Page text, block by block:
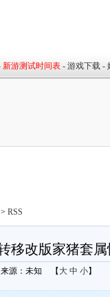
> RSS
移改版家猪套
来源：未知 【 大 中 小】